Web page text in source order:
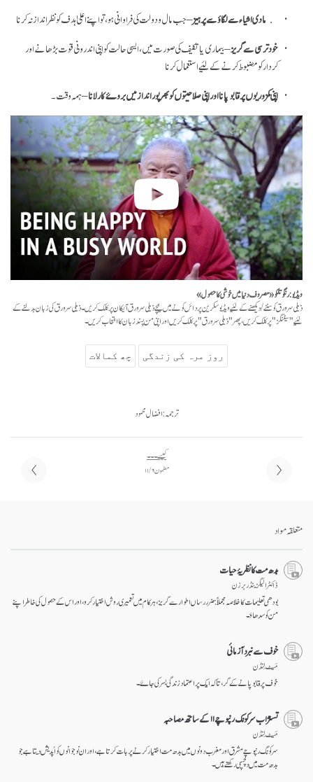
مادی اشیاء سے لگاؤ سے پرہیز– جب مال و دولت کی فراوانی ہو، تو اپنے اعلیٰ ہدف کو نظر انداز نہ کرنا
خود ترسی سے گریز– بیماری یا تکلیف کی صورت میں، ایسی حالت کو اپنی اندرونی قوت بڑھانے اور
کردار کو مضبوط کرنےکے لئیے استعمال کرنا
اپنی کمزوریوں پر قابو پانا اور اپنی صلاحیتوں کو بھر پور انداز میں بروۓ کار لانا– ہمہ وقت۔
ویڈیو: رنگو تلکو ـ «مصروف دنیا میں خوشی کا حصول»
ذیلی سرورق کو سننے/دیکھنے کے لئیے ویڈیو سکرین پر دائں کونے میں نیچے ذیلی سرورق آئیکان پر کلک کریں۔ ذیلی سرورق کی زبان بدلنے کے
لئیے "سیٹنگز" پر کلک کریں، پھر "ذیلی سرورق" پر کلک کریں اور اپنی من پسند زبان کا انتخاب کریں۔
روز مرہ کی زندگی چھ کمالات
ترجمہ: افضال محمود
کیسے ۔۔۔
مضمون ۶ / ۱۱
متعلقہ مواد
بدھ مت کا نظریۂ حیات
ڈاکٹر الیگزینڈر برزن
بودھی تعلیمات کا خلاصہ مجملاً: ضرر رساں اطوار سے گریز، ہر کام میں تعمیری روش اختیار کرو، اور اس کے حصول کی خاطر اپنے
من کو سدھاؤ۔
خوف سے نبرد آزمائی
مَیٹ لِنڈن
خوف پر قابو پانے کے گر، تا کہ ایک پراعتماد زندگی بسر کی جاۓ۔
تسنژاب سرکونگ رنپوچے۱۱ کے ساتھ مصاحبہ
مَیٹ لِنڈن
سرکونگ رنپوچے مشرق اور مغرب دونوں میں بدھ مت اختیار کرنے پر بات کرتا ہے، اور ان نوجوانوں کو اُپدیش دیتا ہے جو
بدھ مت میں دلچسپی رکھتے ہیں۔